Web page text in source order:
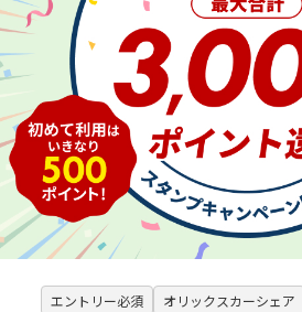
エントリー必須 オリックスカーシェア